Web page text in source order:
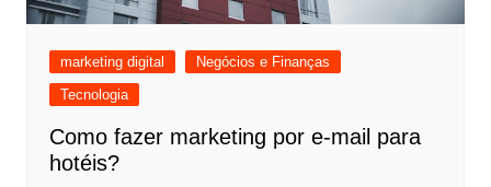
marketing digital
Negócios e Finanças
Tecnologia
Como fazer marketing por e-mail para
hotéis?